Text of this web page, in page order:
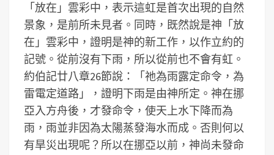
「放在」雲彩中，表示這虹是首次出現的自然
景象，是前所未見者。同時，既然說是神「放
在」雲彩中，證明是神的新工作，以作立約的
記號。從前沒有下雨，所以從前也不會有虹。
約伯記廿八章26節說：「祂為雨露定命令，為
雷電定道路」，證明下雨是由神所定。神在挪
亞入方舟後，才發命令，使天上水下降而為
雨，雨並非因為太陽蒸發海水而成。否則何以
有旱災出現呢？所以在挪亞以前，神尚未發命